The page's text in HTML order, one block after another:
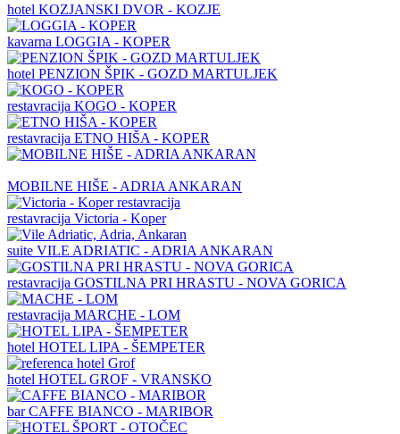
hotel KOZJANSKI DVOR - KOZJE
kavarna LOGGIA - KOPER
hotel PENZION ŠPIK - GOZD MARTULJEK
restavracija KOGO - KOPER
restavracija ETNO HIŠA - KOPER
MOBILNE HIŠE - ADRIA ANKARAN
restavracija Victoria - Koper
suite VILE ADRIATIC - ADRIA ANKARAN
restavracija GOSTILNA PRI HRASTU - NOVA GORICA
restavracija MARCHE - LOM
hotel HOTEL LIPA - ŠEMPETER
hotel HOTEL GROF - VRANSKO
barCAFFE BIANCO - MARIBOR